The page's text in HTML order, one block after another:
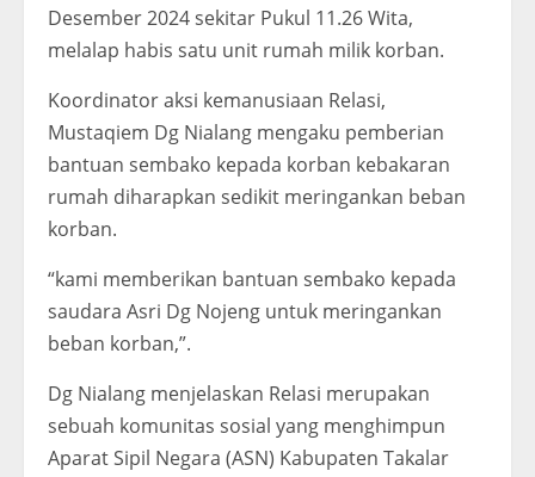
Desember 2024 sekitar Pukul 11.26 Wita,
melalap habis satu unit rumah milik korban.
Koordinator aksi kemanusiaan Relasi,
Mustaqiem Dg Nialang mengaku pemberian
bantuan sembako kepada korban kebakaran
rumah diharapkan sedikit meringankan beban
korban.
“kami memberikan bantuan sembako kepada
saudara Asri Dg Nojeng untuk meringankan
beban korban,”.
Dg Nialang menjelaskan Relasi merupakan
sebuah komunitas sosial yang menghimpun
Aparat Sipil Negara (ASN) Kabupaten Takalar